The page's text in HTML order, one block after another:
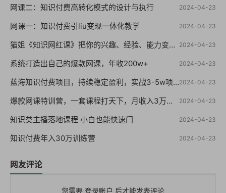
2024-04-23
网课二：知识付费高转化模式的设计与执行
2024-04-23
网课一：知识付费引liu变现一体化教学
2024-04-23
猫姐《知识网红课》把你的兴趣、经验、能力变成钱
2024-04-23
系统打造出自己的爆款网课，年收200w+
2024-04-23
蓝海知识付费项目，持续稳定盈利，实战3-5w项目
2024-04-23
爆款网课特训营，一套课程打天下，月收入3万到10万之10个实操法
2024-04-23
知识类主播落地课程 小白也能快速门
2024-04-23
知识付费年入30万训练营
网友评论
您需要 登录账户 后才能发表评论